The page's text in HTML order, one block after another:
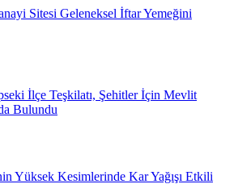
Sitesi Geleneksel İftar Yemeğini
İlçe Teşkilatı, Şehitler İçin Mevlit
Bulundu
Yüksek Kesimlerinde Kar Yağışı Etkili